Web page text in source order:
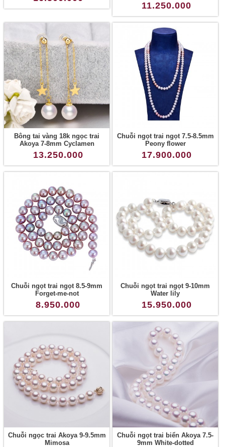
11.250.000
Bông tai vàng 18k ngọc trai
Akoya 7-8mm Cyclamen
13.250.000
Chuỗi ngọt trai ngọt 7.5-8.5mm
Peony flower
17.900.000
Chuỗi ngọt trai ngọt 8.5-9mm
Forget-me-not
8.950.000
Chuỗi ngọt trai ngọt 9-10mm
Water lily
15.950.000
Chuỗi ngọc trai Akoya 9-9.5mm
Mimosa
Chuỗi ngọt trai biển Akoya 7.5-
9mm White-dotted